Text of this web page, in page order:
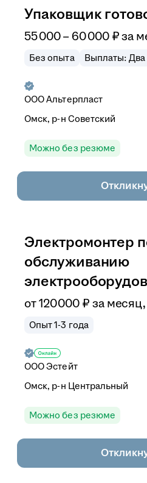
Упаковщик
55 000–60 000 ₽ за
Без опыта Выплаты: Два
ОООАльтерпласт
Омск, р-н Советский
Можно без резюме
Электромонтер
обслуживанию
от120 000 ₽ за месяц,
Опыт 1-3 года
ОООЭстейт
Омск, р-н Центральный
Можно без резюме